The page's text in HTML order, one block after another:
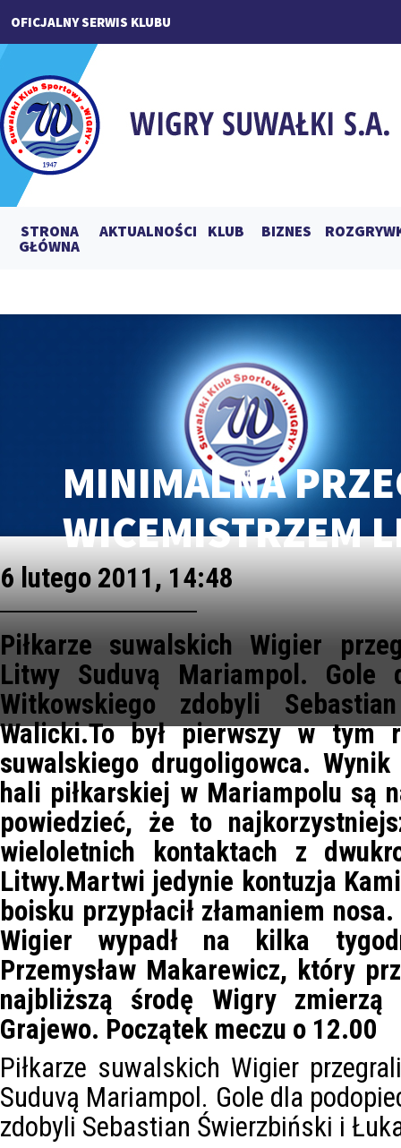
OFICJALNY SERWIS KLUBU
STRONA
GŁÓWNA
AKTUALNOŚCI KLUB BIZNES
MINIMALNA
WICEMISTRZEM
6 lutego 2011, 14:48
Piłkarze suwalskich Wigier
Litwy Suduvą Mariampol. Gole
Witkowskiego zdobyli
Walicki.To był pierwszy w tym
suwalskiego drugoligowca.
hali piłkarskiej w Mariampolu są
powiedzieć, że to
wieloletnich kontaktach z
Litwy.Martwi jedynie kontuzja
boisku przypłacił złamaniem
Wigier wypadł na kilka
Przemysław Makarewicz, który
najbliższą środę Wigry
Grajewo. Początek meczu o 12.00
Piłkarze suwalskich Wigier
Suduvą Mariampol. Gole dla
zdobyli Sebastian Świerzbiński i